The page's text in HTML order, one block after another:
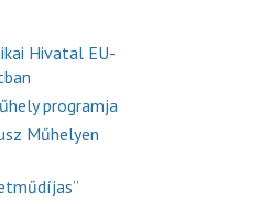
Hivatal EU-
programja
Műhelyen